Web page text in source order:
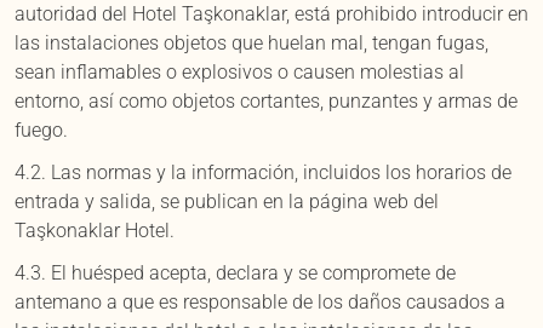
autoridad del Hotel Taşkonaklar, está prohibido introducir en
las instalaciones objetos que huelan mal, tengan fugas,
sean inflamables o explosivos o causen molestias al
entorno, así como objetos cortantes, punzantes y armas de
fuego.
4.2. Las normas y la información, incluidos los horarios de
entrada y salida, se publican en la página web del
Taşkonaklar Hotel.
4.3. El huésped acepta, declara y se compromete de
antemano a que es responsable de los daños causados a